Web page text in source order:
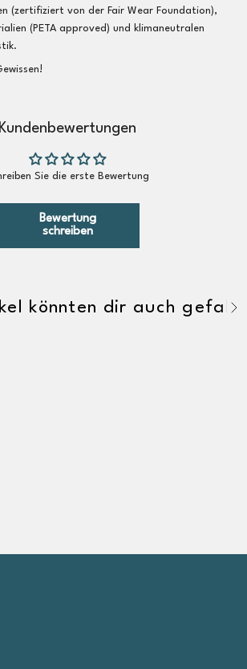
(zertifiziert von der Fair Wear Foundation),
(PETA approved) und klimaneutralen
Kundenbewertungen
Sie die erste Bewertung
Bewertung
schreiben
könnten dir auch